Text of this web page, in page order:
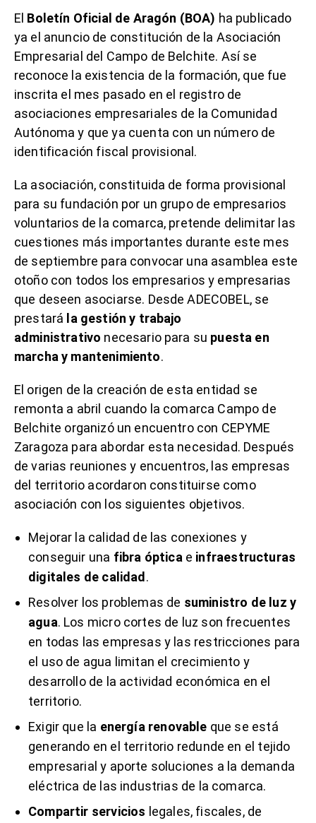
El Boletín Oficial de Aragón (BOA) ha publicado
ya el anuncio de constitución de la Asociación
Empresarial del Campo de Belchite. Así se
reconoce la existencia de la formación, que fue
inscrita el mes pasado en el registro de
asociaciones empresariales de la Comunidad
Autónoma y que ya cuenta con un número de
identificación fiscal provisional.
La asociación, constituida de forma provisional
para su fundación por un grupo de empresarios
voluntarios de la comarca, pretende delimitar las
cuestiones más importantes durante este mes
de septiembre para convocar una asamblea este
otoño con todos los empresarios y empresarias
que deseen asociarse. Desde ADECOBEL, se
prestará la gestión y trabajo
administrativo necesario para su puesta en
marcha y mantenimiento.
El origen de la creación de esta entidad se
remonta a abril cuando la comarca Campo de
Belchite organizó un encuentro con CEPYME
Zaragoza para abordar esta necesidad. Después
de varias reuniones y encuentros, las empresas
del territorio acordaron constituirse como
asociación con los siguientes objetivos.
Mejorar la calidad de las conexiones y
conseguir una fibra ópticae infraestructuras
digitales de calidad .
Resolver los problemas de suministro de luz y
agua. Los micro cortes de luz son frecuentes
en todas las empresas y las restricciones para
el uso de agua limitan el crecimiento y
desarrollo de la actividad económica en el
territorio.
Exigir que la energía renovable que se está
generando en el territorio redunde en el tejido
empresarial y aporte soluciones a la demanda
eléctrica de las industrias de la comarca.
Compartir servicios legales, fiscales, de